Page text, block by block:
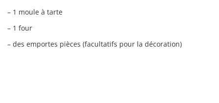
– 1 moule à tarte
– 1 four
– des emportes pièces (facultatifs pour la décoration)